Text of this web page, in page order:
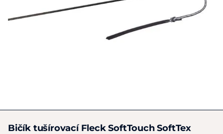
Bičík tušírovací Fleck SoftTouch SoftTex